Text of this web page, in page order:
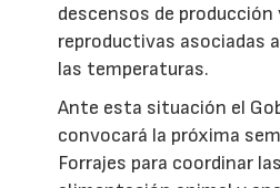
descensos de
reproductivas asociadas
las temperaturas.
Ante esta situación el
convocará la próxima
Forrajes para coordinar